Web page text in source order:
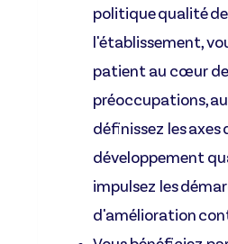
politique qualité de
l'établissement,
patient au cœur
préoccupations,
définissez les axes
développement
impulsez les
d'amélioration